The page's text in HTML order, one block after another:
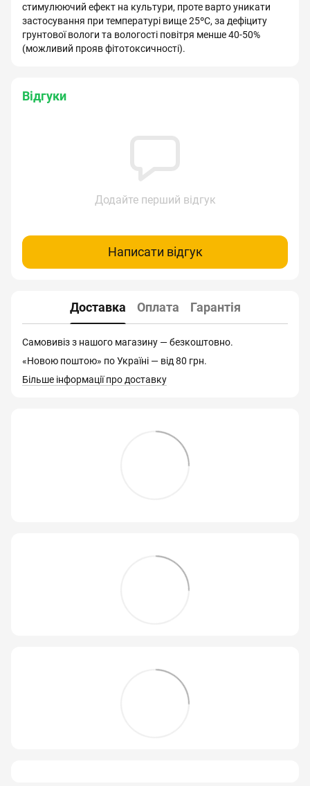
стимулюючий ефект на культури, проте варто уникати
застосування при температурі вище 25ºC, за дефіциту
грунтової вологи та вологості повітря менше 40-50%
(можливий прояв фітотоксичності).
Відгуки
Додайте перший відгук
Написати відгук
Доставка Оплата Гарантія
Самовивіз з нашого магазину — безкоштовно.
«Новою поштою» по Україні — від 80 грн.
Більше інформації про доставку